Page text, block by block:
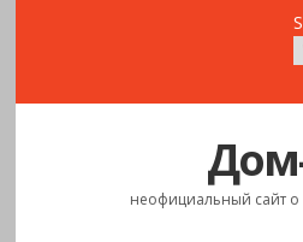
неофициальный сайт